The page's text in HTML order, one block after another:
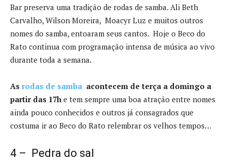
Bar preserva uma tradição de rodas de samba. Ali Beth
Carvalho, Wilson Moreira, Moacyr Luz e muitos outros
nomes do samba, entoaram seus cantos. Hoje o Beco do
Rato continua com programação intensa de música ao vivo
durante toda a semana.
As rodas de samba acontecem de terça a domingo a
partir das 17he tem sempre uma boa atração entre nomes
ainda pouco conhecidos e outros já consagrados que
costuma ir ao Beco do Rato relembrar os velhos tempos…
4 – Pedra do sal